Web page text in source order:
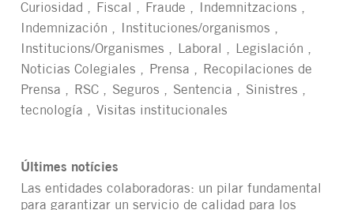
Curiosidad
Fiscal Fraude
Indemnitzacions
Indemnización
Instituciones/organismos
Institucions/Organismes
Laboral
Legislación
Noticias Colegiales
Prensa
Recopilaciones de
Prensa
RSC Seguros Sentencia
Sinistres
tecnología
Visitas institucionales
Últimes notícies
Las entidades colaboradoras: un pilar fundamental
para garantizar un servicio de calidad para los